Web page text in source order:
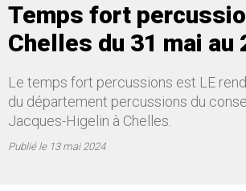
Temps fort
Chelles du 31 mai au
Le temps fort percussions est LE
du département percussions du
Jacques-Higelin à Chelles.
Publié le13 mai 2024